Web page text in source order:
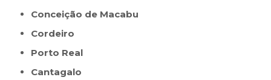
Conceição de Macabu
Cordeiro
Porto Real
Cantagalo